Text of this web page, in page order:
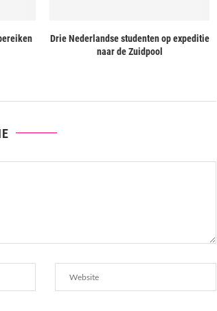
Drie Nederlandse studenten op expeditie
naar de Zuidpool